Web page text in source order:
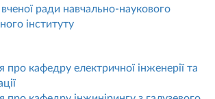
ради навчально-наукового
інституту
кафедру електричної інженерії та